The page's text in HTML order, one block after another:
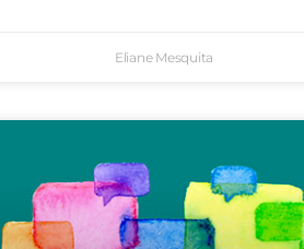
Eliane Mesquita